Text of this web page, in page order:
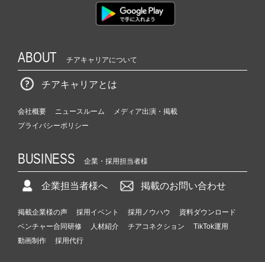
ABOUT チアキャリアについて
チアキャリアとは
会社概要 ニュースルーム
メディア出演・掲載
プライバシーポリシー
BUSINESS 企業・採用担当者様
企業担当者様へ 掲載のお問い合わせ
掲載企業様の声 採用イベント 採用ノウハウ
資料ダウンロード
ベンチャー合同研修
人材紹介 チアコネクション
TikTok運用
動画制作
採用代行